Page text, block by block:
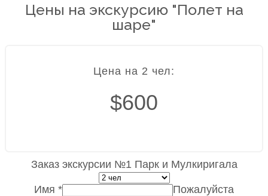
Цены на экскурсию "Полет на
шаре"
Цена на 2 чел:
$600
Заказ экскурсии №1 Парк и Мулкиригала
Имя *
Пожалуйста